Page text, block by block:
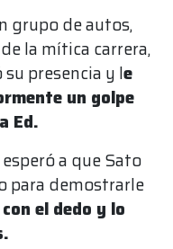
grupo de autos,
la mítica carrera,
su presencia y le
un golpe
Ed.
a que Sato
para demostrarle
el dedo y lo